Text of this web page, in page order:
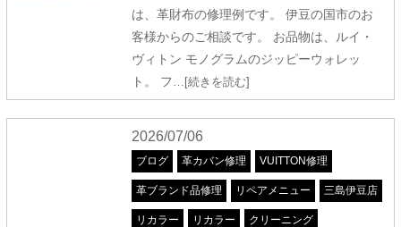
は、革財布の修理例です。 伊豆の国市のお
客様からのご相談です。 お品物は、ルイ・
ヴィトン モノグラムのジッピーウォレッ
ト。 フ …[続きを読む]
2026/07/06
ブログ 革カバン修理 VUITTON修理
革ブランド品修理 リペアメニュー 三島伊豆店
リカラー リカラー クリーニング